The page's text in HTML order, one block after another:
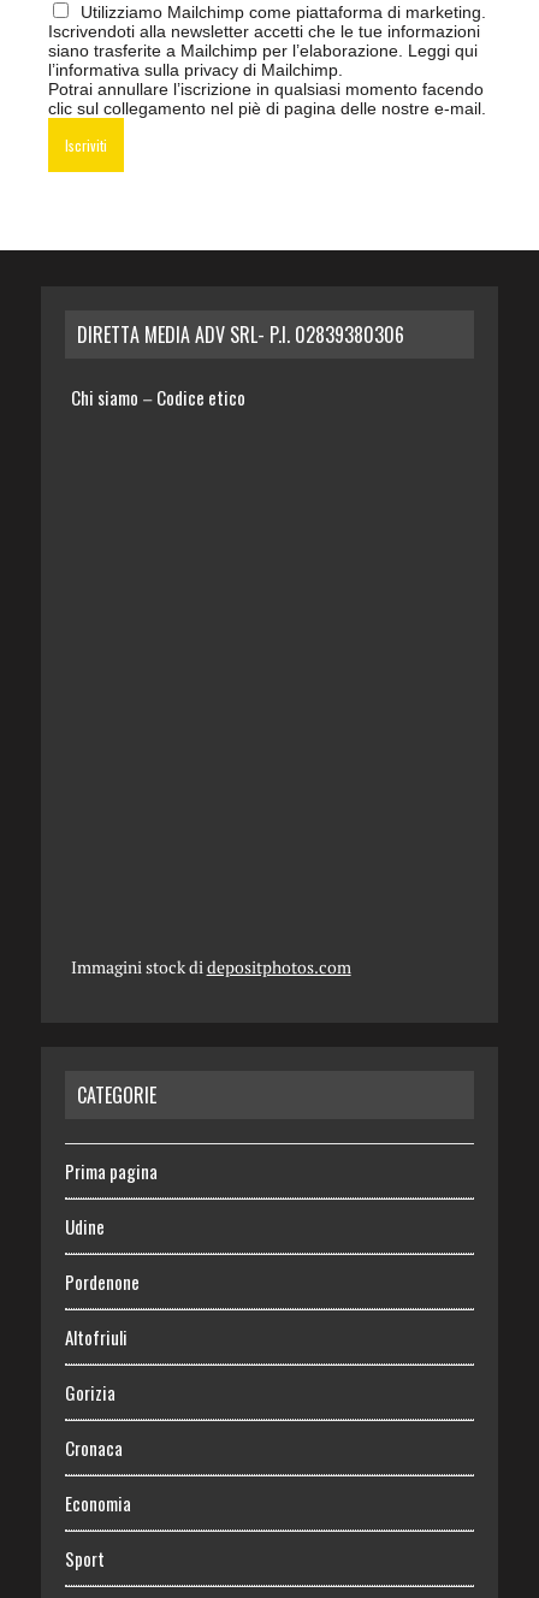
Utilizziamo Mailchimp come piattaforma di marketing.
Iscrivendoti alla newsletter accetti che le tue informazioni
siano trasferite a Mailchimp per l’elaborazione. Leggi qui
l’informativa sulla privacy di Mailchimp
Potrai annullare l’iscrizione in qualsiasi momento facendo
clic sul collegamento nel piè di pagina delle nostre e-mail.
DIRETTA MEDIA ADV SRL- P.I. 02839380306
Chi siamo – Codice etico
Immagini stock di depositphotos.com
CATEGORIE
Prima pagina
Udine
Pordenone
Altofriuli
Gorizia
Cronaca
Economia
Sport